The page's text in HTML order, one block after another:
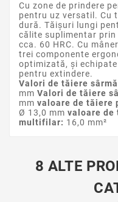
Cu zone de prindere
pentru uz versatil. Cu
dură. Tăișuri lungi
călite suplimentar
cca. 60 HRC. Cu
trei componente
optimizată, și
pentru extindere.
Valori de tăiere
mm Valori de tăiere
mm valoare de tăiere
Ø 13,0 mm valoare de
multifilar: 16,0 mm²
8 ALTE